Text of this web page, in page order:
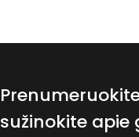
sužinokite